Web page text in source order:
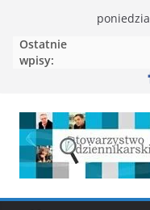
treści
Ostatnie
wpisy: